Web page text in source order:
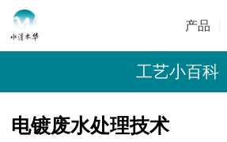
产品
工艺小百科
电镀废水处理技术